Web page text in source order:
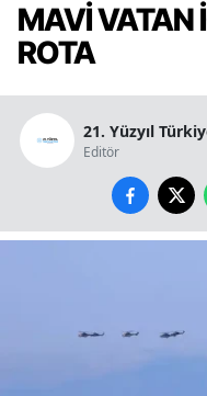
MAVİ VATAN
ROTA
21. Yüzyıl
Editör